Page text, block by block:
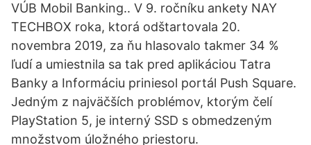
VÚB Mobil Banking.. V 9. ročníku ankety NAY
TECHBOX roka, ktorá odštartovala 20.
novembra 2019, za ňu hlasovalo takmer 34 %
ľudí a umiestnila sa tak pred aplikáciou Tatra
Banky a Informáciu priniesol portál Push Square.
Jedným z najväčších problémov, ktorým čelí
PlayStation 5, je interný SSD s obmedzeným
množstvom úložného priestoru.